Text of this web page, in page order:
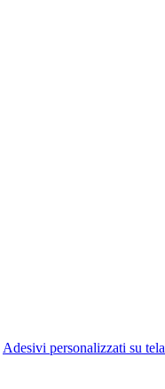
Adesivi personalizzati su tela